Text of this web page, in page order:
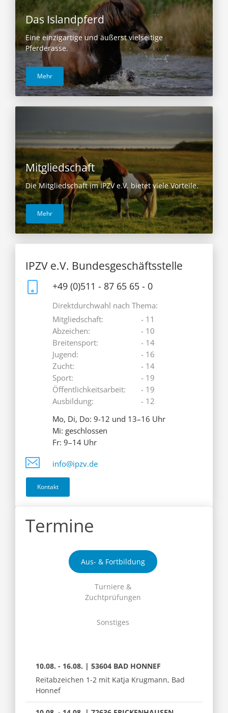
Das Islandpferd
Eine einzigartige und äußerst vielseitige
Pferderasse.
Mehr
Mitgliedschaft
Die Mitgliedschaft im IPZV e.V. bietet viele Vorteile.
Mehr
IPZV e.V. Bundesgeschäftsstelle
+49 (0)511 - 87 65 65 - 0
Direktdurchwahl nach Thema:
Mitgliedschaft:
Abzeichen:
Breitensport:
Jugend:
Zucht:
Sport:
Öffentlichkeitsarbeit:
Ausbildung:
- 11
- 10
- 14
- 16
- 14
- 19
- 19
- 12
Mo, Di, Do: 9-12 und 13–16 Uhr
Mi: geschlossen
Fr: 9–14 Uhr
info@ipzv.de
Kontakt
Termine
Aus- & Fortbildung
Turniere &
Zuchtprüfungen
Sonstiges
10.08. - 16.08. | 53604 BAD HONNEF
Reitabzeichen 1-2 mit Katja Krugmann, Bad
Honnef